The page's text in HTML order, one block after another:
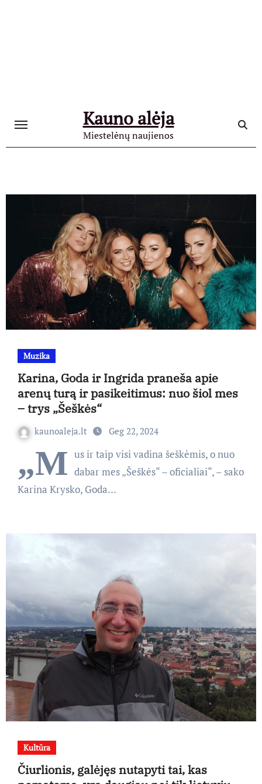
Kauno alėja
Miestelėnų naujienos
Muzika
Karina, Goda ir Ingrida praneša apie
arenų turą ir pasikeitimus: nuo šiol mes
– trys „Šeškės“
kaunoaleja.lt Geg 22, 2024
„M us ir taip visi vadina šeškėmis, o nuo
dabar mes „Šeškės“ – oficialiai“, – sako
Karina Krysko, Goda…
Kultūra
Čiurlionis, galėjęs nutapyti tai, kas